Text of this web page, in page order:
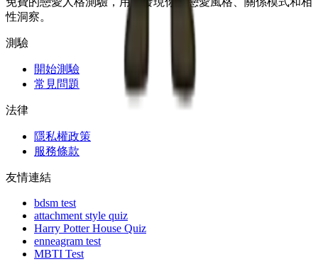
性洞察。
測驗
開始測驗
常見問題
法律
隱私權政策
服務條款
友情連結
bdsm test
attachment style quiz
Harry Potter House Quiz
enneagram test
MBTI Test